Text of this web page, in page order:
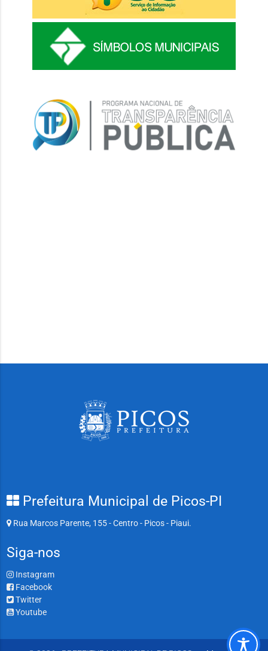
Prefeitura Municipal de Picos-PI
Rua Marcos Parente, 155 - Centro - Picos - Piaui.
Siga-nos
Instagram
Facebook
Twitter
Youtube